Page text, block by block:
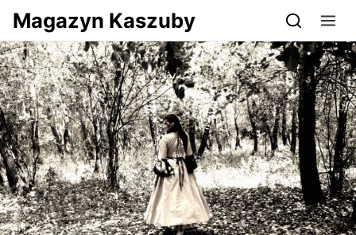
Przejdź do serwisu magazynkaszuby.pl
Magazyn Kaszuby